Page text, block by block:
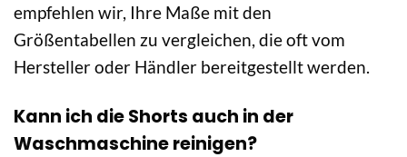
empfehlen wir, Ihre Maße mit den
Größentabellen zu vergleichen, die oft vom
Hersteller oder Händler bereitgestellt werden.
Kann ich die Shorts auch in der
Waschmaschine reinigen?